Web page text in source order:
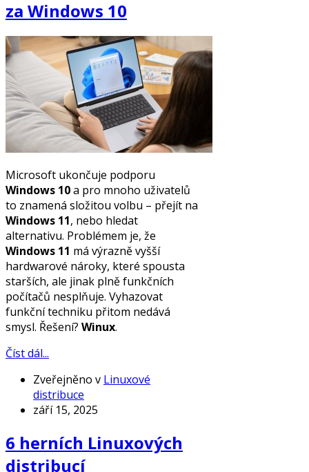
za Windows 10
Microsoft ukončuje podporu
Windows 10a pro mnoho uživatelů
to znamená složitou volbu – přejít na
Windows 11, nebo hledat
alternativu. Problémem je, že
Windows 11 má výrazně vyšší
hardwarové nároky, které spousta
starších, ale jinak plně funkčních
počítačů nesplňuje. Vyhazovat
funkční techniku přitom nedává
smysl. Řešení? Winux.
Číst dál...
Zveřejněno v Linuxové
distribuce
září 15, 2025
6 herních Linuxových
distribucí